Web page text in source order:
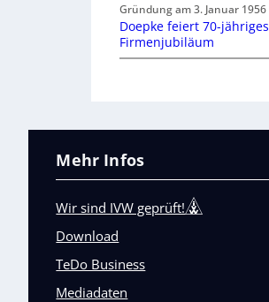
Gründung am 3. Januar 1956
Doepke feiert 70-jähriges
Firmenjubiläum
Mehr Infos
Wir sind IVW geprüft!
Download
TeDo Business
Mediadaten